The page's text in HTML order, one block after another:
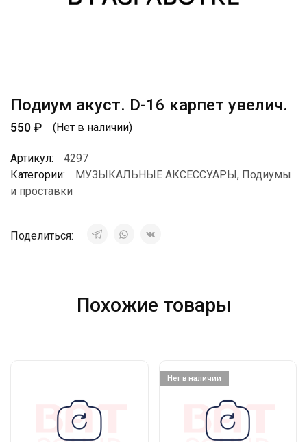
Подиум акуст. D-16 карпет увелич.
550₽ (Нет в наличии)
Артикул:
4297
Категории:
МУЗЫКАЛЬНЫЕ АКСЕССУАРЫ, Подиумы
и проставки
Поделиться:
Похожие товары
Нет в наличии